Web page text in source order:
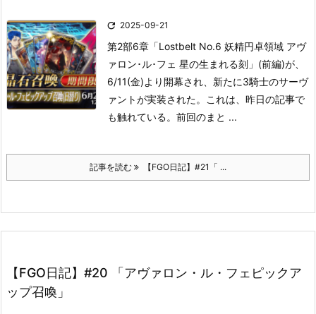
 2025-09-21
第2部6章「Lostbelt No.6 妖精円卓領域 アヴ
ァロン･ル･フェ 星の生まれる刻」(前編)が、
6/11(金)より開幕され、新たに3騎士のサーヴ
ァントが実装された。
これは、昨日の記事で
も触れている。 前回のまと ...
記事を読む 【FGO日記】#21「 ...
【FGO日記】#20 「アヴァロン・ル・フェピックア
ップ召喚」